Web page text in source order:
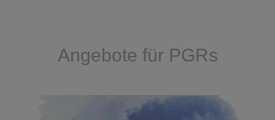
Angebote für PGRs